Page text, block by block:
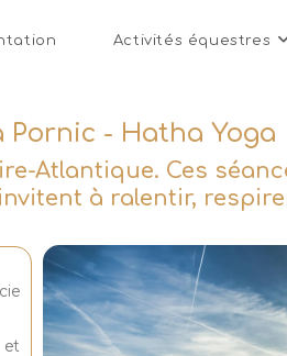
Activités équestres
Pornic - Hatha Yoga
Atlantique. Ces
à ralentir,